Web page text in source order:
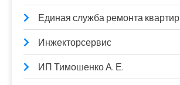
Единая служба ремонта квартир
Инжекторсервис
ИП Тимошенко А. Е.